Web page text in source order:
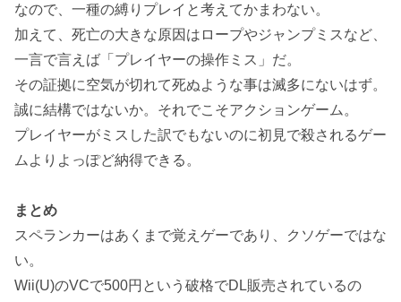
なので、一種の縛りプレイと考えてかまわない。
加えて、死亡の大きな原因はロープやジャンプミスなど、
一言で言えば「プレイヤーの操作ミス」だ。
その証拠に空気が切れて死ぬような事は滅多にないはず。
誠に結構ではないか。それでこそアクションゲーム。
プレイヤーがミスした訳でもないのに初見で殺されるゲー
ムよりよっぽど納得できる。
まとめ
スペランカーはあくまで覚えゲーであり、クソゲーではな
い。
Wii(U)のVCで500円という破格でDL販売されているの